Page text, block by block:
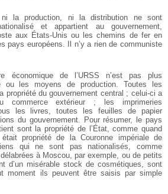
la production, ni la distribution ne sont
et appartient au gouvernement,
aux États-Unis ou les chemins de fer en
pays européens. Il n’y a rien de communiste
économique de l’URSS n’est pas plus
ou les moyens de production. Toutes les
propriété du gouvernement central ; celui-ci a
commerce extérieur ; les imprimeries
les livres, toutes les feuilles de papier
du gouvernement. Pour résumer, le pays
sont la propriété de l’État, comme quand
propriété de la Couronne impériale de
qui ne sont pas nationalisés, comme
à Moscou, par exemple, ou de petits
d’un misérable stock de cosmétiques, sont
moment ils peuvent être saisis par simple